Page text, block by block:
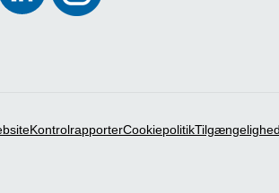
KontrolrapporterCookiepolitik